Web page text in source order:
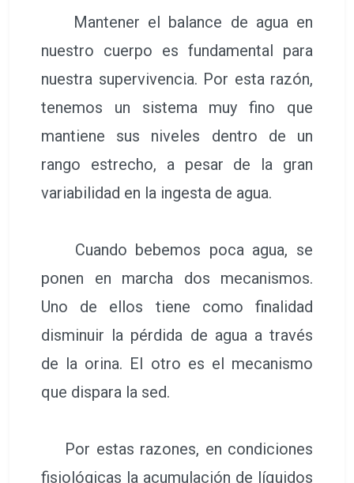
Mantener el balance de agua en
nuestro cuerpo es fundamental para
nuestra supervivencia. Por esta razón,
tenemos un sistema muy fino que
mantiene sus niveles dentro de un
rango estrecho, a pesar de la gran
variabilidad en la ingesta de agua.
Cuando bebemos poca agua, se
ponen en marcha dos mecanismos.
Uno de ellos tiene como finalidad
disminuir la pérdida de agua a través
de la orina. El otro es el mecanismo
que dispara la sed.
Por estas razones, en condiciones
fisiológicas la acumulación de líquidos